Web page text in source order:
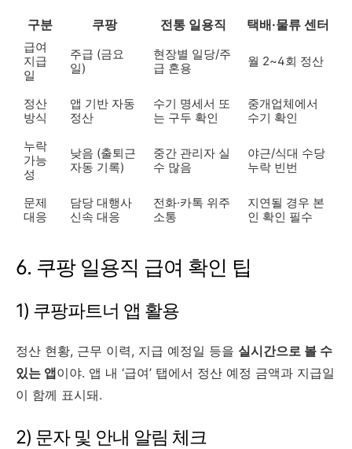
구분 쿠팡 전통 일용직 택배·물류 센터
급여
지급
일
주급 (금요
일)
현장별 일당/주
급 혼용
월 2~4회 정산
정산
방식
앱 기반 자동
정산
수기 명세서 또
는 구두 확인
중개업체에서
수기 확인
누락
가능
성
낮음 (출퇴근
자동 기록)
중간 관리자 실
수 많음
야근/식대 수당
누락 빈번
문제
대응
담당 대행사
신속 대응
전화·카톡 위주
소통
지연될 경우 본
인 확인 필수
6. 쿠팡 일용직 급여 확인 팁
1) 쿠팡파트너 앱 활용
정산 현황, 근무 이력, 지급 예정일 등을 실시간으로 볼 수
있는 앱이야. 앱 내 ‘급여’ 탭에서 정산 예정 금액과 지급일
이 함께 표시돼.
2) 문자 및 안내 알림 체크